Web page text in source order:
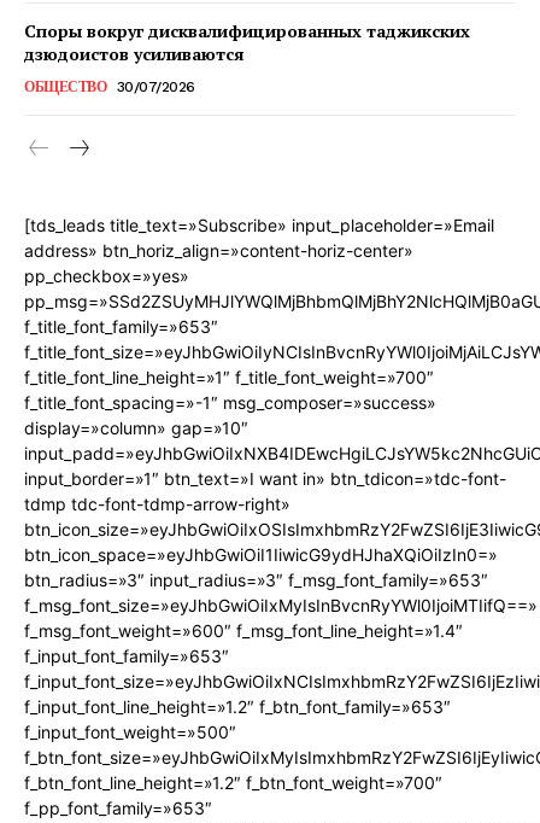
Споры вокруг дисквалифицированных таджикских
дзюдоистов усиливаются
ОБЩЕСТВО 30/07/2026
[tds_leads title_text=»Subscribe» input_placeholder=»Email
address» btn_horiz_align=»content-horiz-center»
pp_checkbox=»yes»
f_title_font_family=»653″
f_title_font_line_height=»1″ f_title_font_weight=»700″
f_title_font_spacing=»-1″ msg_composer=»success»
display=»column» gap=»10″
input_border=»1″ btn_text=»I want in» btn_tdicon=»tdc-font-
tdmp tdc-font-tdmp-arrow-right»
btn_icon_space=»eyJhbGwiOiI1IiwicG9ydHJhaXQiOiIzIn0=»
btn_radius=»3″ input_radius=»3″ f_msg_font_family=»653″
f_msg_font_size=»eyJhbGwiOiIxMyIsInBvcnRyYWl0IjoiMTIifQ==»
f_msg_font_weight=»600″ f_msg_font_line_height=»1.4″
f_input_font_family=»653″
f_input_font_line_height=»1.2″ f_btn_font_family=»653″
f_input_font_weight=»500″
f_btn_font_line_height=»1.2″ f_btn_font_weight=»700″
f_pp_font_family=»653″